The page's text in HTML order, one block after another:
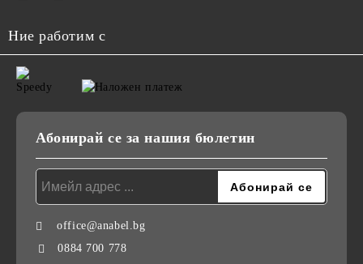
Ние работим с
Абонирай се за нашия бюлетин
office@anabel.bg
0884 700 778